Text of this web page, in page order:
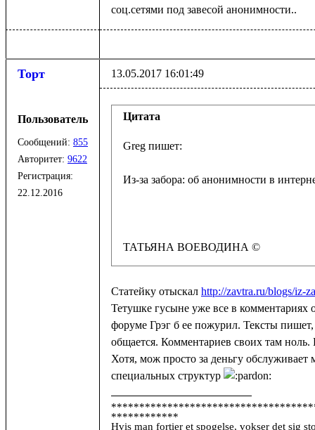
соц.сетями под завесой анонимности..
Торт
Пользователь
Сообщений: 855
Авторитет: 9622
Регистрация:
22.12.2016
13.05.2017 16:01:49
Цитата
ТАТЬЯНА ВОЕВОДИНА ©
Статейку отыскал http://zavtra.ru/blogs/iz-
Тетушке гусыне уже все в комментариях
форуме Грэг б ее пожурил. Тексты
общается. Комментариев своих там
Хотя, мож просто за деньгу обслуживает
специальных структур
************
Hvis man fortier et spogelse, vokser det sig